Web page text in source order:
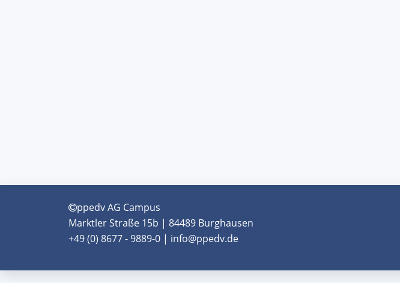
ppedv AG Campus
Marktler Straße 15b | 84489 Burghausen
+49 (0) 8677 - 9889-0 | info@ppedv.de